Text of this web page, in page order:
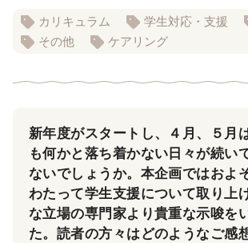
カリキュラム 学生対応・支援
その他
ケアリング
新年度がスタートし、４月、５月
も何かと落ち着かない日々が続い
ないでしょうか。本企画ではおよ
わたって学生支援について取り上
な立場の専門家より貴重な示唆を
た。読者の方々はどのようなご感